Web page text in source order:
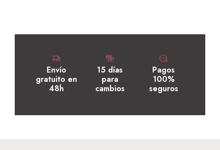
Envío
gratuito en
48h
15 días
para
cambios
Pagos
100%
seguros